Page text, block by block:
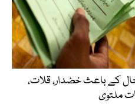
کے باعث خضدار، قلات،
ملتوی